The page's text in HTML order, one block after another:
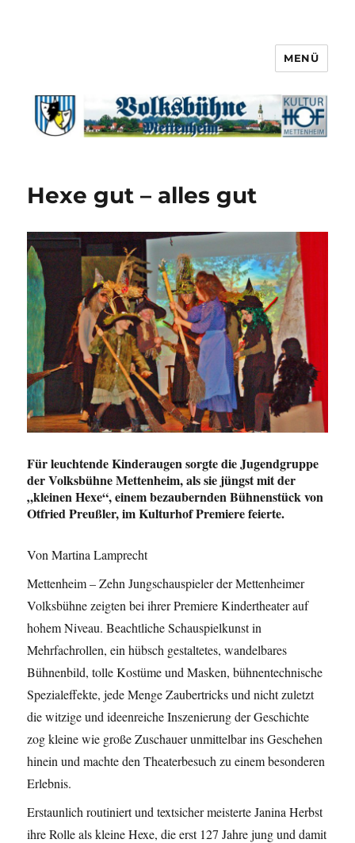
MENÜ
Hexe gut – alles gut
Für leuchtende Kinderaugen sorgte die Jugendgruppe
der Volksbühne Mettenheim, als sie jüngst mit der
„kleinen Hexe“, einem bezaubernden Bühnenstück von
Otfried Preußler, im Kulturhof Premiere feierte.
Von Martina Lamprecht
Mettenheim – Zehn Jungschauspieler der Mettenheimer
Volksbühne zeigten bei ihrer Premiere Kindertheater auf
hohem Niveau. Beachtliche Schauspielkunst in
Mehrfachrollen, ein hübsch gestaltetes, wandelbares
Bühnenbild, tolle Kostüme und Masken, bühnentechnische
Spezialeffekte, jede Menge Zaubertricks und nicht zuletzt
die witzige und ideenreiche Inszenierung der Geschichte
zog kleine wie große Zuschauer unmittelbar ins Geschehen
hinein und machte den Theaterbesuch zu einem besonderen
Erlebnis.
Erstaunlich routiniert und textsicher meisterte Janina Herbst
ihre Rolle als kleine Hexe, die erst 127 Jahre jung und damit